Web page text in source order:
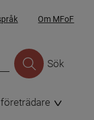
Om MFoF
Sök